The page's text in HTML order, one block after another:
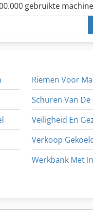
gebruikte
Riemen Voor
Schuren Van
Veiligheid En
Verkoop
Werkbank Met